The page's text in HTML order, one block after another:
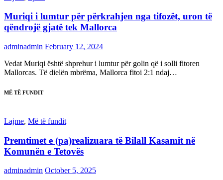
Muriqi i lumtur për përkrahjen nga tifozët, uron të
qëndrojë gjatë tek Mallorca
adminadmin February 12, 2024
Vedat Muriqi është shprehur i lumtur për golin që i solli fitoren
Mallorcas. Të dielën mbrëma, Mallorca fitoi 2:1 ndaj…
MË TË FUNDIT
Lajme, Më të fundit
Premtimet e (pa)realizuara të Bilall Kasamit në
Komunën e Tetovës
adminadmin October 5, 2025